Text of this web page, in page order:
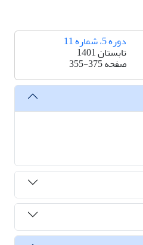
دوره 5، شماره 11
تابستان 1401
صفحه355-375